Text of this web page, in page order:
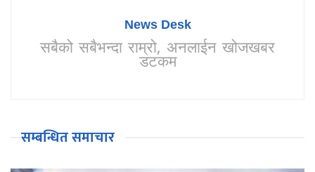
News Desk
सबैको सबैभन्दा राम्रो, अनलाईन खोजखबर
डटकम
सम्बन्धित समाचार